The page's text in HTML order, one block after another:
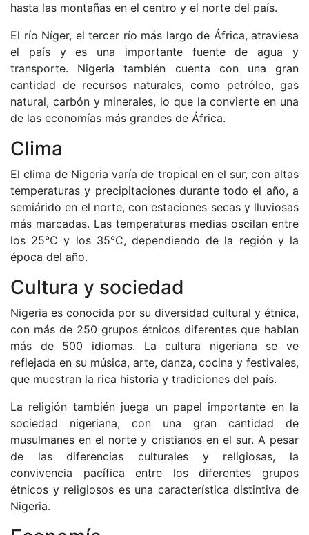
hasta las montañas en el centro y el norte del país.
El río Níger, el tercer río más largo de África, atraviesa
el país y es una importante fuente de agua y
transporte. Nigeria también cuenta con una gran
cantidad de recursos naturales, como petróleo, gas
natural, carbón y minerales, lo que la convierte en una
de las economías más grandes de África.
Clima
El clima de Nigeria varía de tropical en el sur, con altas
temperaturas y precipitaciones durante todo el año, a
semiárido en el norte, con estaciones secas y lluviosas
más marcadas. Las temperaturas medias oscilan entre
los 25°C y los 35°C, dependiendo de la región y la
época del año.
Cultura y sociedad
Nigeria es conocida por su diversidad cultural y étnica,
con más de 250 grupos étnicos diferentes que hablan
más de 500 idiomas. La cultura nigeriana se ve
reflejada en su música, arte, danza, cocina y festivales,
que muestran la rica historia y tradiciones del país.
La religión también juega un papel importante en la
sociedad nigeriana, con una gran cantidad de
musulmanes en el norte y cristianos en el sur. A pesar
de las diferencias culturales y religiosas, la
convivencia pacífica entre los diferentes grupos
étnicos y religiosos es una característica distintiva de
Nigeria.